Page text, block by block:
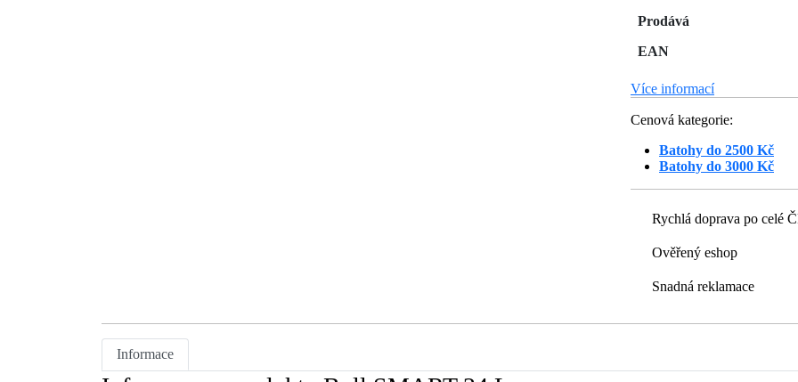
Prodává
EAN
Více informací
Cenová kategorie:
Batohy do 2500 Kč
Batohy do 3000 Kč
Rychlá doprava po celé
Ověřený eshop
Snadná reklamace
Informace